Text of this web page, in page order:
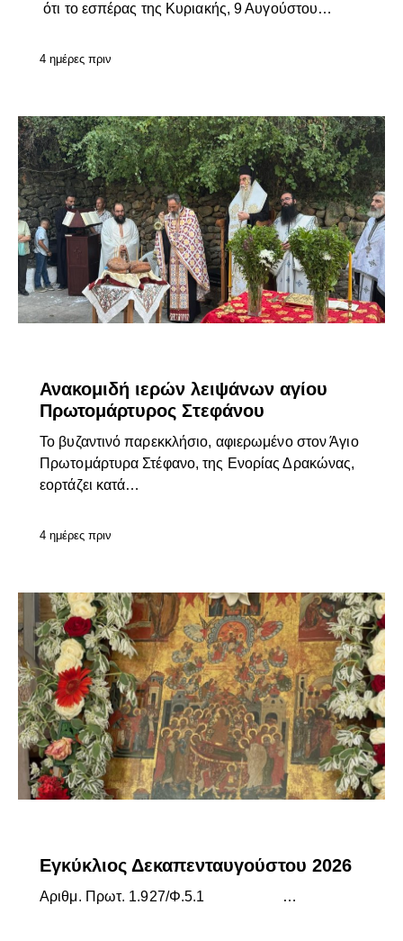
ότι το εσπέρας της Κυριακής, 9 Αυγούστου…
4 ημέρες πριν
Ανακομιδή ιερών λειψάνων αγίου
Πρωτομάρτυρος Στεφάνου
Το βυζαντινό παρεκκλήσιο, αφιερωμένο στον Άγιο
Πρωτομάρτυρα Στέφανο, της Ενορίας Δρακώνας,
εορτάζει κατά…
4 ημέρες πριν
Εγκύκλιος Δεκαπενταυγούστου 2026
Αριθμ. Πρωτ. 1.927/Φ.5.1 …